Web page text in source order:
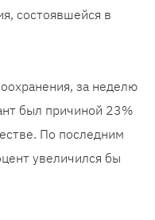
состоявшейся в
за неделю
был причиной 23%
По последним
увеличился бы